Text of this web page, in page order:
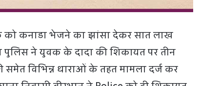
को कनाडा भेजने का झांसा देकर सात लाख
पुलिस ने युवक के दादा की शिकायत पर तीन
विभिन्न धाराओं के तहत मामला दर्ज कर